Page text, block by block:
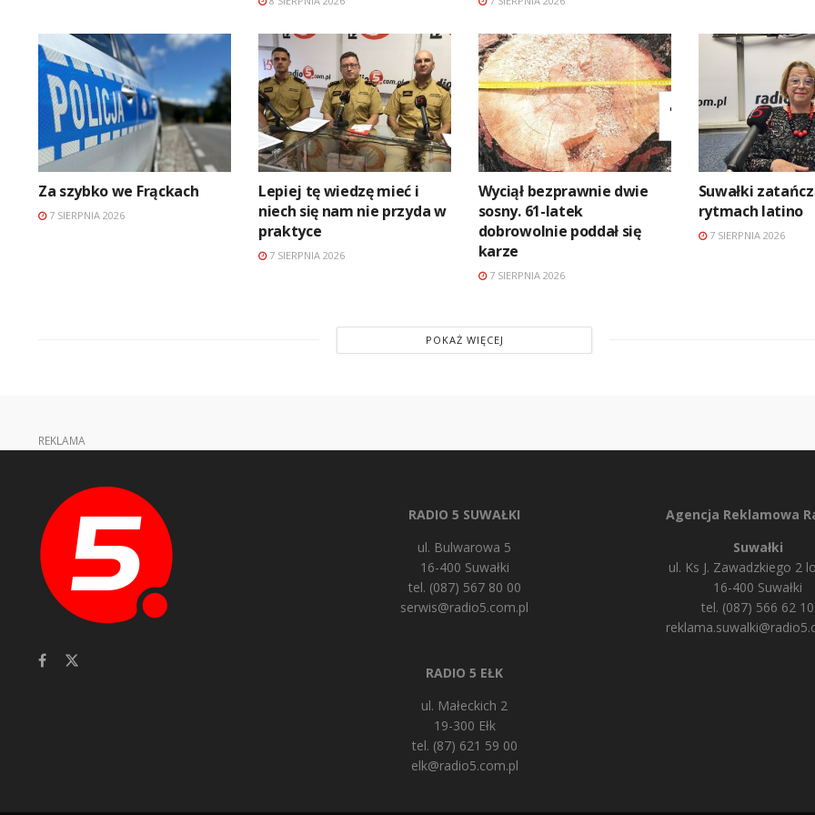
Za szybko we Frąckach
7 SIERPNIA 2026
Lepiej tę wiedzę mieć i
niech się nam nie przyda w
praktyce
7 SIERPNIA 2026
Wyciął bezprawnie dwie
sosny. 61-latek
dobrowolnie poddał się
karze
7 SIERPNIA 2026
Suwałki
rytmach latino
7 SIERPNIA 2026
POKAŻ WIĘCEJ
REKLAMA
RADIO 5 SUWAŁKI
ul. Bulwarowa 5
16-400 Suwałki
tel. (087) 567 80 00
serwis@radio5.com.pl
RADIO 5 EŁK
ul. Małeckich 2
19-300 Ełk
tel. (87) 621 59 00
elk@radio5.com.pl
Agencja Reklamowa
Suwałki
ul. Ks J. Zawadzkiego 2
16-400 Suwałki
tel. (087) 566 62 10